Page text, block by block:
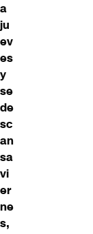
a
ju
ev
es
y
se
de
sc
an
sa
vi
er
ne
s,